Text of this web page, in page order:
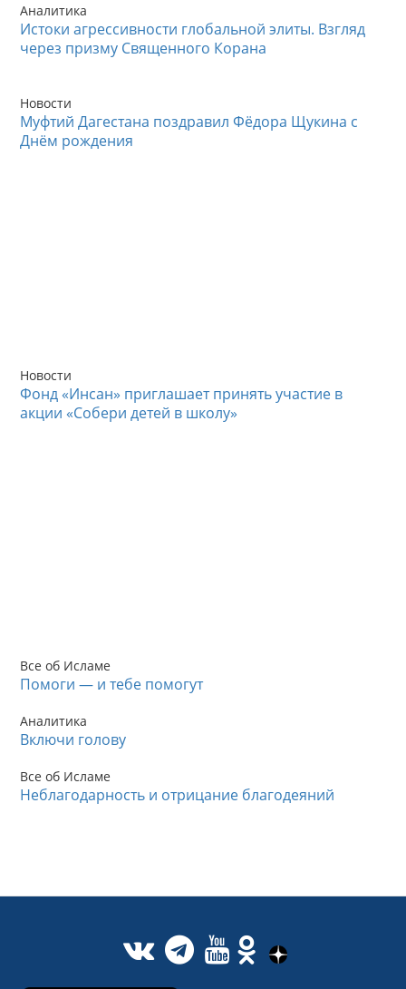
Аналитика
Истоки агрессивности глобальной элиты. Взгляд
через призму Священного Корана
Новости
Муфтий Дагестана поздравил Фёдора Щукина с
Днём рождения
Новости
Фонд «Инсан» приглашает принять участие в
акции «Собери детей в школу»
Все об Исламе
Помоги — и тебе помогут
Аналитика
Включи голову
Все об Исламе
Неблагодарность и отрицание благодеяний